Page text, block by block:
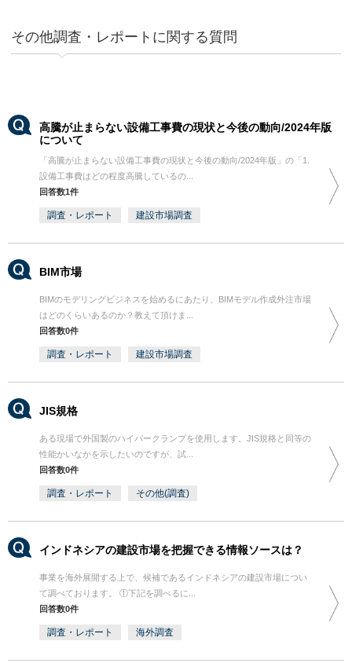
その他調査・レポートに関する質問
高騰が止まらない設備工事費の現状と今後の動向/2024年版
について
「高騰が止まらない設備工事費の現状と今後の動向/2024年版」の「1.
設備工事費はどの程度高騰しているの...
回答数1件
調査・レポート 建設市場調査
BIM市場
BIMのモデリングビジネスを始めるにあたり、BIMモデル作成外注市場
はどのくらいあるのか？教えて頂けま...
回答数0件
調査・レポート 建設市場調査
JIS規格
ある現場で外国製のハイパークランプを使用します。JIS規格と同等の
性能かいなかを示したいのですが、試...
回答数0件
調査・レポート その他(調査)
インドネシアの建設市場を把握できる情報ソースは？
事業を海外展開する上で、候補であるインドネシアの建設市場につい
て調べております。 ①下記を調べるに...
回答数0件
調査・レポート 海外調査